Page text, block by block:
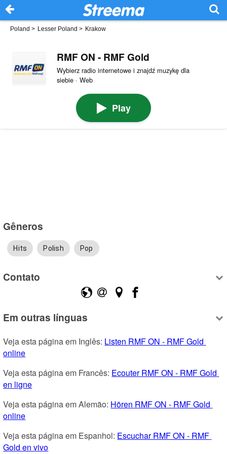
Poland > Lesser Poland > Krakow
RMF ON - RMF Gold
Wybierz radio internetowe i znajdź muzykę dla
siebie · Web
Play
Gêneros
Hits Polish Pop
Contato
Em outras línguas
Veja esta página em Inglês: Listen RMF ON - RMF Gold
online
Veja esta página em Francês: Ecouter RMF ON - RMF Gold
en ligne
Veja esta página em Alemão: Hören RMF ON - RMF Gold
online
Veja esta página em Espanhol: Escuchar RMF ON - RMF
Gold en vivo